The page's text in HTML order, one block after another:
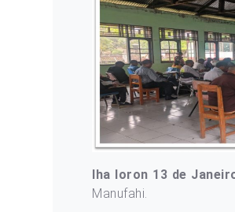
Iha loron 13 de
Manufahi.